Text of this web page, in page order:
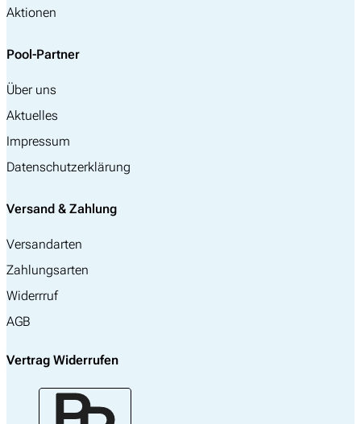
Aktionen
Pool-Partner
Über uns
Aktuelles
Impressum
Datenschutzerklärung
Versand & Zahlung
Versandarten
Zahlungsarten
Widerrruf
AGB
Vertrag Widerrufen